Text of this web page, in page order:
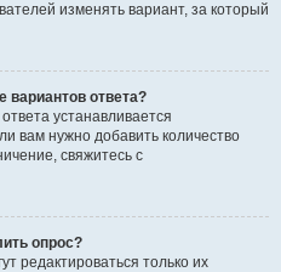
изменять вариант, за который
вариантов ответа?
устанавливается
вам нужно добавить количество
свяжитесь с
опрос?
редактироваться только их